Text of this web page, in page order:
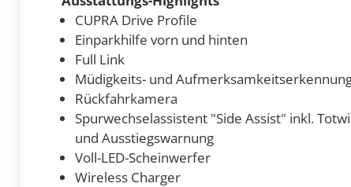
CUPRA Drive Profile
Einparkhilfe vorn und hinten
Full Link
Müdigkeits- und
Rückfahrkamera
Spurwechselassistent "Side Assist" inkl.
und Ausstiegswarnung
Voll-LED-Scheinwerfer
Wireless Charger